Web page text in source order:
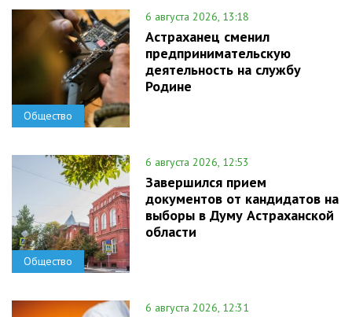
Общество
6 августа 2026, 13:18
Астраханец сменил
предпринимательскую
деятельность на службу
Родине
Общество
6 августа 2026, 12:53
Завершился прием
документов от кандидатов на
выборы в Думу Астраханской
области
6 августа 2026, 12:31